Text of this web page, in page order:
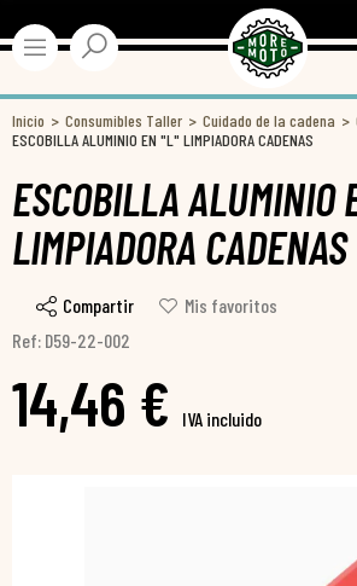
Inicio Consumibles Taller Cuidado de la cadena
ESCOBILLA ALUMINIO EN "L" LIMPIADORA CADENAS
ESCOBILLA ALUMINIO
LIMPIADORA CADENAS
Compartir
Mis favoritos
Ref: D59-22-002
14,46 € IVA incluido